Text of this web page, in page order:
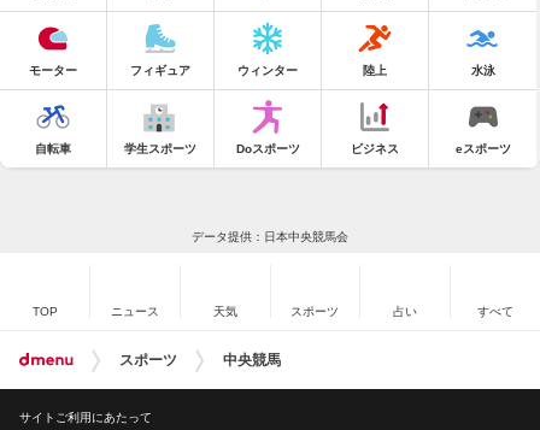
モーター フィギュア ウィンター 陸上 水泳
自転車 学生スポーツ Doスポーツ ビジネス eスポーツ
データ提供：日本中央競馬会
TOP ニュース 天気 スポーツ 占い すべて
スポーツ 中央競馬
サイトご利用にあたって